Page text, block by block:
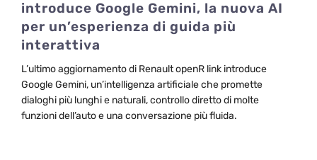
introduce Google Gemini, la nuova AI
per un’esperienza di guida più
interattiva
L’ultimo aggiornamento di Renault openR link introduce
Google Gemini, un’intelligenza artificiale che promette
dialoghi più lunghi e naturali, controllo diretto di molte
funzioni dell’auto e una conversazione più fluida.